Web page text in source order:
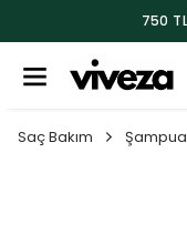
750
Saç Bakım